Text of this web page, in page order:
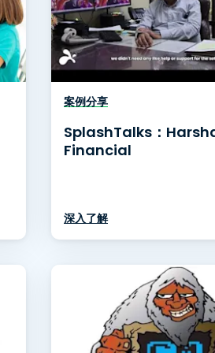
案例分享
SplashTalks：
Financial
深入了解